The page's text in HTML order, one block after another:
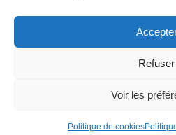
Refuser
Voir les
Politique de cookies
Recette
Recette & Délice